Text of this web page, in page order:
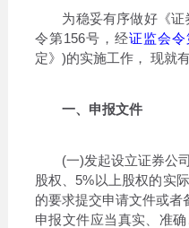
为稳妥有序做好《证
令第156号，经证监会
定》)的实施工作， 现就
一、申报文件
(一)发起设立证券公司
股权、5%以上股权的实
的要求提交申请文件或者
申报文件应当真实、准